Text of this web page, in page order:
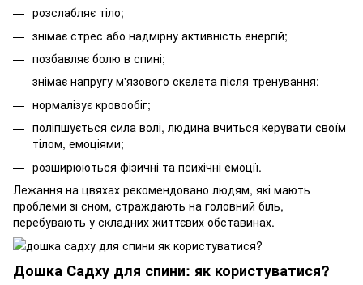
розслабляє тіло;
знімає стрес або надмірну активність енергій;
позбавляє болю в спині;
знімає напругу м'язового скелета після тренування;
нормалізує кровообіг;
поліпшується сила волі, людина вчиться керувати своїм
тілом, емоціями;
розширюються фізичні та психічні емоції.
Лежання на цвяхах рекомендовано людям, які мають
проблеми зі сном, страждають на головний біль,
перебувають у складних життєвих обставинах.
Дошка Садху для спини: як користуватися?